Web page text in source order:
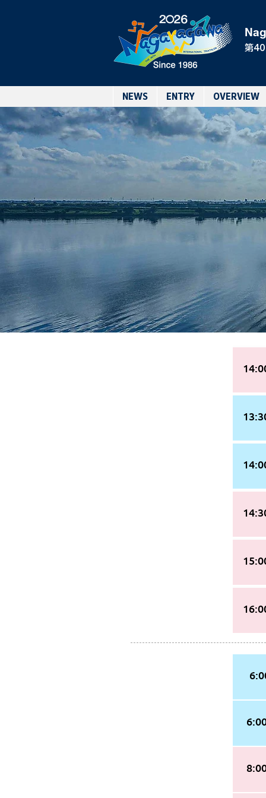
第40
NEWS ENTRY OVERVIEW